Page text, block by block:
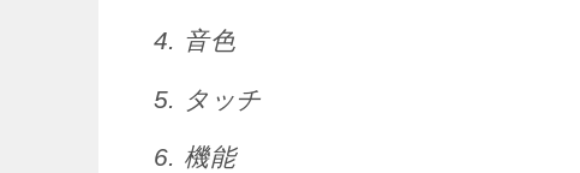
音色
タッチ
機能